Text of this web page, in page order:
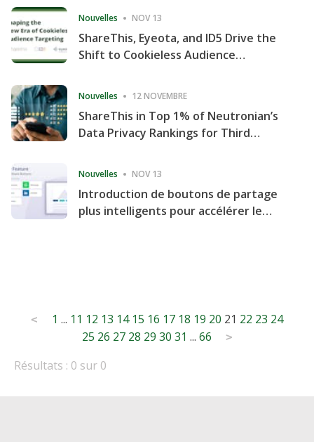
Nouvelles NOV 13
ShareThis, Eyeota, and ID5 Drive the
Shift to Cookieless Audience
Nouvelles 12 NOVEMBRE
ShareThis in Top 1% of Neutronian’s
Data Privacy Rankings for Third
Nouvelles NOV 13
Introduction de boutons de partage
plus intelligents pour accélérer le
Posts
pagination
< 1 ... 11 12 13 14 15 16 17 18 19 20 21 22 23 24
25 26 27 28 29 30 31 ... 66 >
Résultats : 0 sur 0